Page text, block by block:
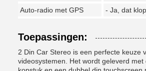
Auto-radio met GPS - Ja, dat
Toepassingen:
2 Din Car Stereo is een perfecte keuze
videosystemen. Het wordt geleverd met